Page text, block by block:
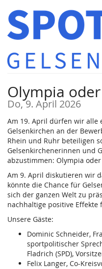
Zum
Haupt-
Inhalt
springen
Olympia
Do, 9. April 2026
Am 19. April dürfen wir alle
Gelsenkirchen an der
Rhein und Ruhr beteiligen
Gelsenkirchenerinnen und
abzustimmen: Olympia
Am 9. April diskutieren wir
könnte die Chance für
sich der ganzen Welt zu
nachhaltige positive Effekte
Unsere Gäste:
Dominic Schneider,
sportpolitischer
Fladrich (SPD),
Felix Langer, Co-